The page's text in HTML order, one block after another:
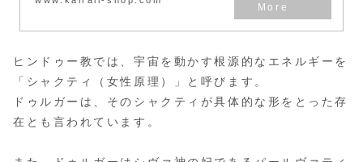
ヒンドゥー教では、宇宙を動かす根源的なエネルギーを
「シャクティ（女性原理）」と呼びます。
ドゥルガーは、そのシャクティが具体的な形をとった存
在とも言われています。